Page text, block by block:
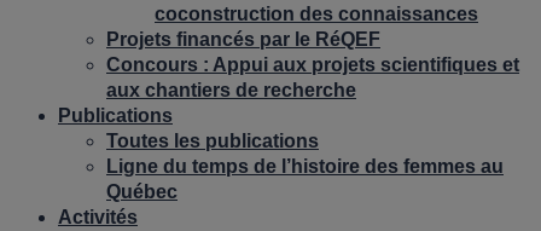
coconstruction des connaissances
Projets financés par le RéQEF
Concours : Appui aux projets scientifiques et
aux chantiers de recherche
Publications
Toutes les publications
Ligne du temps de l’histoire des femmes au
Québec
Activités